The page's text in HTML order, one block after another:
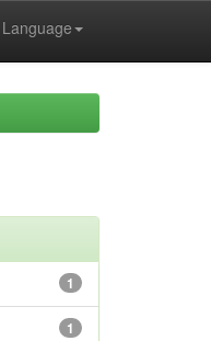
Language
1
1